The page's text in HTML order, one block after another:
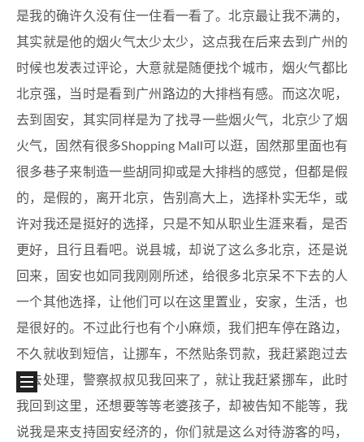
是我的确许久没有住一住看一看了。北京最让我不满的，
其实就是他的烟火气太少太少，这点我在后来去到广州的
时候也发表过评论，大意就是随便找个城市，烟火气都比
北京强，当时是看到广州路边的大排档有感。而这次呢，
去到固安，其实同样是为了找寻一些烟火气，北京少了烟
火气，固然有很多Shopping Mall可以逛，固然那里面也有
很多巷子来制造一些胡同抑或是大排档的感觉，但都是假
的，是假的，离开北京，告别高大上，选择朴实无华，或
许对我还是挺好的选择，只是不知从职业生涯来看，是否
更好，且行且看吧。说县城，却说了这么多北京，还是说
回来，固安也如同我刚刚所述，给很多北京呆不下去的人
一个其他选择，让他们可以在这里置业，安家，生活，也
是很好的。不过此行也有个小麻烦，我们把车停在路边，
不久就收到短信，让挪车，不然贴条罚款，我赶紧跑过去
先去处理，警察叔叔见我回来了，就让我赶紧挪车，此时
我回到这里，还想要等等老婆孩子，却被告知不能等，我
说我是来支持固安经济的，你们就是这么对待游客的吗，